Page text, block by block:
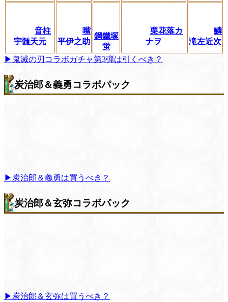
音柱
宇髄天元
嘴
平伊之助
鋼鐵塚
蛍
栗花落カ
ナヲ
鱗
滝左近次
▶鬼滅の刃コラボガチャ第3弾は引くべき？
炭治郎＆義勇コラボパック
▶炭治郎＆義勇は買うべき？
炭治郎＆玄弥コラボパック
▶炭治郎＆玄弥は買うべき？